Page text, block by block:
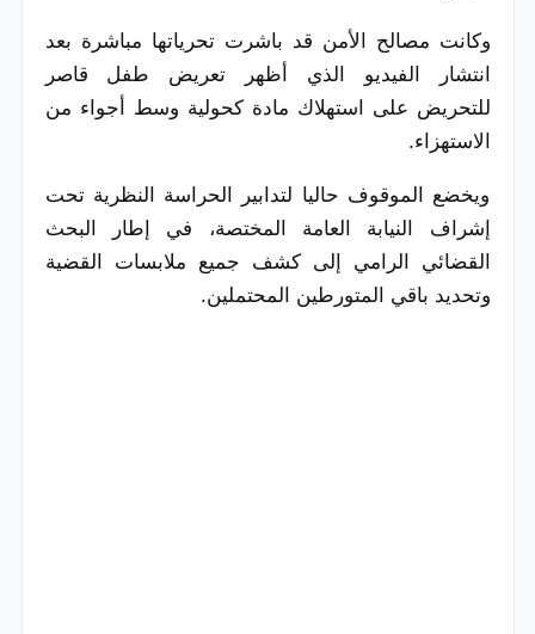
وكانت مصالح الأمن قد باشرت تحرياتها مباشرة بعد
انتشار الفيديو الذي أظهر تعريض طفل قاصر
للتحريض على استهلاك مادة كحولية وسط أجواء من
الاستهزاء.
ويخضع الموقوف حاليا لتدابير الحراسة النظرية تحت
إشراف النيابة العامة المختصة، في إطار البحث
القضائي الرامي إلى كشف جميع ملابسات القضية
وتحديد باقي المتورطين المحتملين.